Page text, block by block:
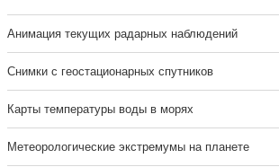
Анимация текущих радарных наблюдений
Cнимки с геостационарных спутников
Карты температуры воды в морях
Метеорологические экстремумы на планете